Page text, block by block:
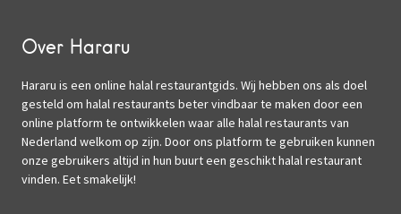
Over Hararu
Hararu is een online halal restaurantgids. Wij hebben ons als doel
gesteld om halal restaurants beter vindbaar te maken door een
online platform te ontwikkelen waar alle halal restaurants van
Nederland welkom op zijn. Door ons platform te gebruiken kunnen
onze gebruikers altijd in hun buurt een geschikt halal restaurant
vinden. Eet smakelijk!